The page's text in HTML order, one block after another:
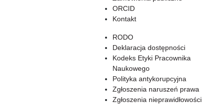
ORCID
Kontakt
RODO
Deklaracja dostępności
Kodeks Etyki Pracownika
Naukowego
Polityka antykorupcyjna
Zgłoszenia naruszeń prawa
Zgłoszenia nieprawidłowości